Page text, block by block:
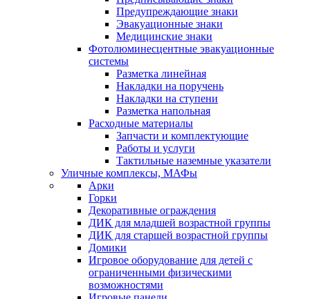
Предупреждающие знаки
Эвакуационные знаки
Медицинские знаки
Фотолюминесцентные эвакуационные
системы
Разметка линейная
Накладки на поручень
Накладки на ступени
Разметка напольная
Расходные материалы
Запчасти и комплектующие
Работы и услуги
Тактильные наземные указатели
Уличные комплексы, МАФы
Арки
Горки
Декоративные ограждения
ДИК для младшей возрастной группы
ДИК для старшей возрастной группы
Домики
Игровое оборудование для детей с
ограниченными физическими
возможностями